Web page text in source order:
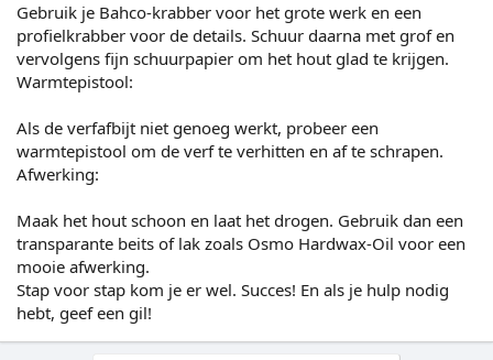
Gebruik je Bahco-krabber voor het grote werk en een
profielkrabber voor de details. Schuur daarna met grof en
vervolgens fijn schuurpapier om het hout glad te krijgen.
Warmtepistool:
Als de verfafbijt niet genoeg werkt, probeer een
warmtepistool om de verf te verhitten en af te schrapen.
Afwerking:
Maak het hout schoon en laat het drogen. Gebruik dan een
transparante beits of lak zoals Osmo Hardwax-Oil voor een
mooie afwerking.
Stap voor stap kom je er wel. Succes! En als je hulp nodig
hebt, geef een gil!